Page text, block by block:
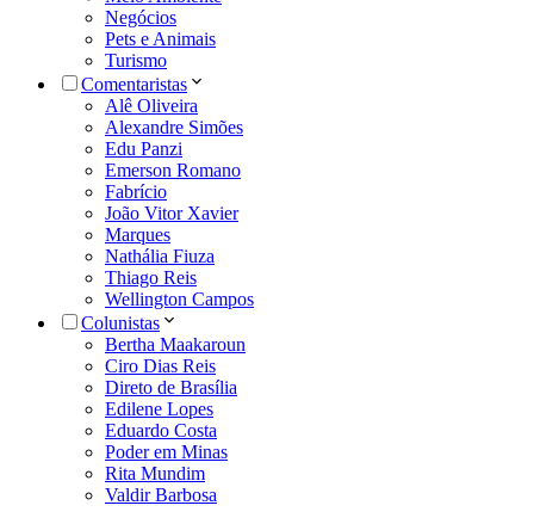
Negócios
Pets e Animais
Turismo
Comentaristas
Alê Oliveira
Alexandre Simões
Edu Panzi
Emerson Romano
Fabrício
João Vitor Xavier
Marques
Nathália Fiuza
Thiago Reis
Wellington Campos
Colunistas
Bertha Maakaroun
Ciro Dias Reis
Direto de Brasília
Edilene Lopes
Eduardo Costa
Poder em Minas
Rita Mundim
Valdir Barbosa